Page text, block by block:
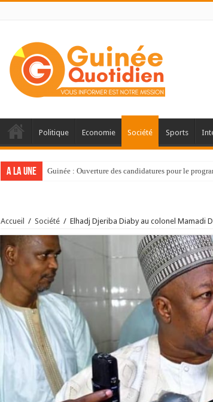
Politique Economie Société Sports
A la une Guinée : Ouverture des candidatures pour le
Accueil / Société / Elhadj Djeriba Diaby au colonel Mamadi